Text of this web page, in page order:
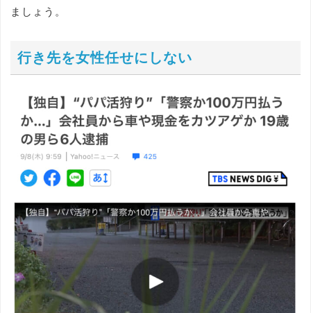
ましょう。
行き先を女性任せにしない